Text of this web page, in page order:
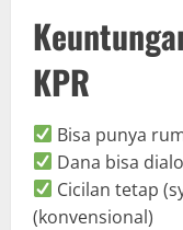
KPR
Bisa punya
Dana bisa
Cicilan tetap
(konvensional)